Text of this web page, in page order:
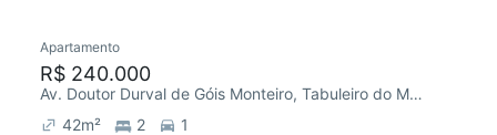
Chegou este mês
Apartamento
R$ 240.000
Av. Doutor Durval de Góis Monteiro, Tabuleiro do Martins
42m² 2
1